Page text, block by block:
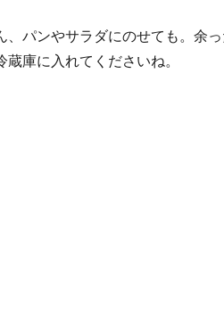
、パンやサラダにのせても。余
庫に入れてくださいね。